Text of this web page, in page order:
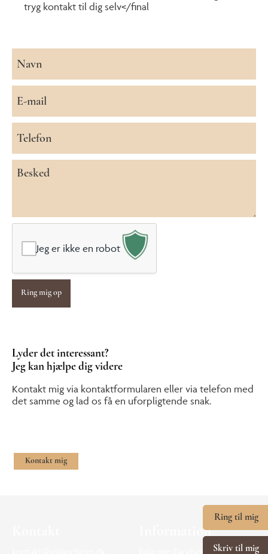
Ring til mig
Skriv til mig
tryg kontakt til dig selv</final
mail
*
Besked
Jeg er ikke en robot
Lyder det interessant?
Jeg kan hjælpe dig videre
Kontakt mig via kontaktformularen eller via telefon med
det samme og lad os få en uforpligtende snak.
Kontakt mig
Information